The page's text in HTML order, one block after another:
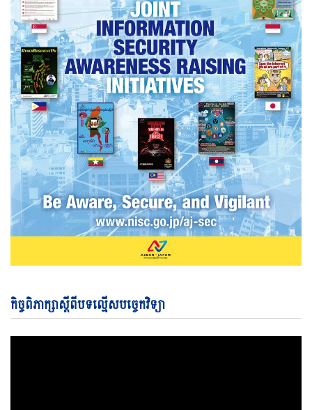
កិច្ចពិភាក្សាស្តីពីបទល្មើសបច្ចេកវិទ្យា